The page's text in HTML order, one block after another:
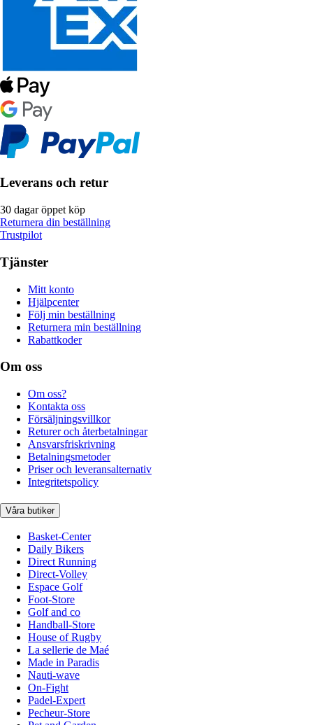
Leverans och retur
30 dagar öppet köp
Returnera din beställning
Trustpilot
Tjänster
Mitt konto
Hjälpcenter
Följ min beställning
Returnera min beställning
Rabattkoder
Om oss
Om oss?
Kontakta oss
Försäljningsvillkor
Returer och återbetalningar
Ansvarsfriskrivning
Betalningsmetoder
Priser och leveransalternativ
Integritetspolicy
Våra butiker
Basket-Center
Daily Bikers
Direct Running
Direct-Volley
Espace Golf
Foot-Store
Golf and co
Handball-Store
House of Rugby
La sellerie de Maé
Made in Paradis
Nauti-wave
On-Fight
Padel-Expert
Pecheur-Store